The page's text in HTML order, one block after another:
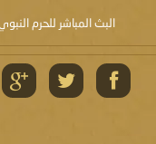
البث المباشر للحرم